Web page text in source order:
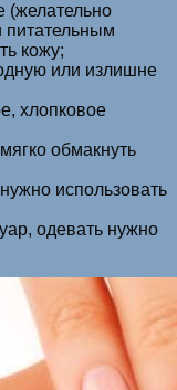
(желательно
кожу;
или излишне
хлопковое
обмакнуть
использовать
одевать нужно